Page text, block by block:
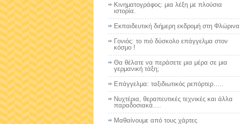
Κινηματογράφος: μια λέξη με πλούσια
ιστορία.
Εκπαιδευτική διήμερη εκδρομή στη Φλώρινα
Γονιός: το πιό δύσκολο επάγγελμα στον
κόσμο !
Θα θέλατε να περάσετε μια μέρα σε μια
γερμανική τάξη;
Επάγγελμα: ταξιδιωτικός ρεπόρτερ…..
Νυχτέρια, θεραπευτικές τεχνικές και άλλα
παραδοσιακά….
Μαθαίνουμε από τους χάρτες